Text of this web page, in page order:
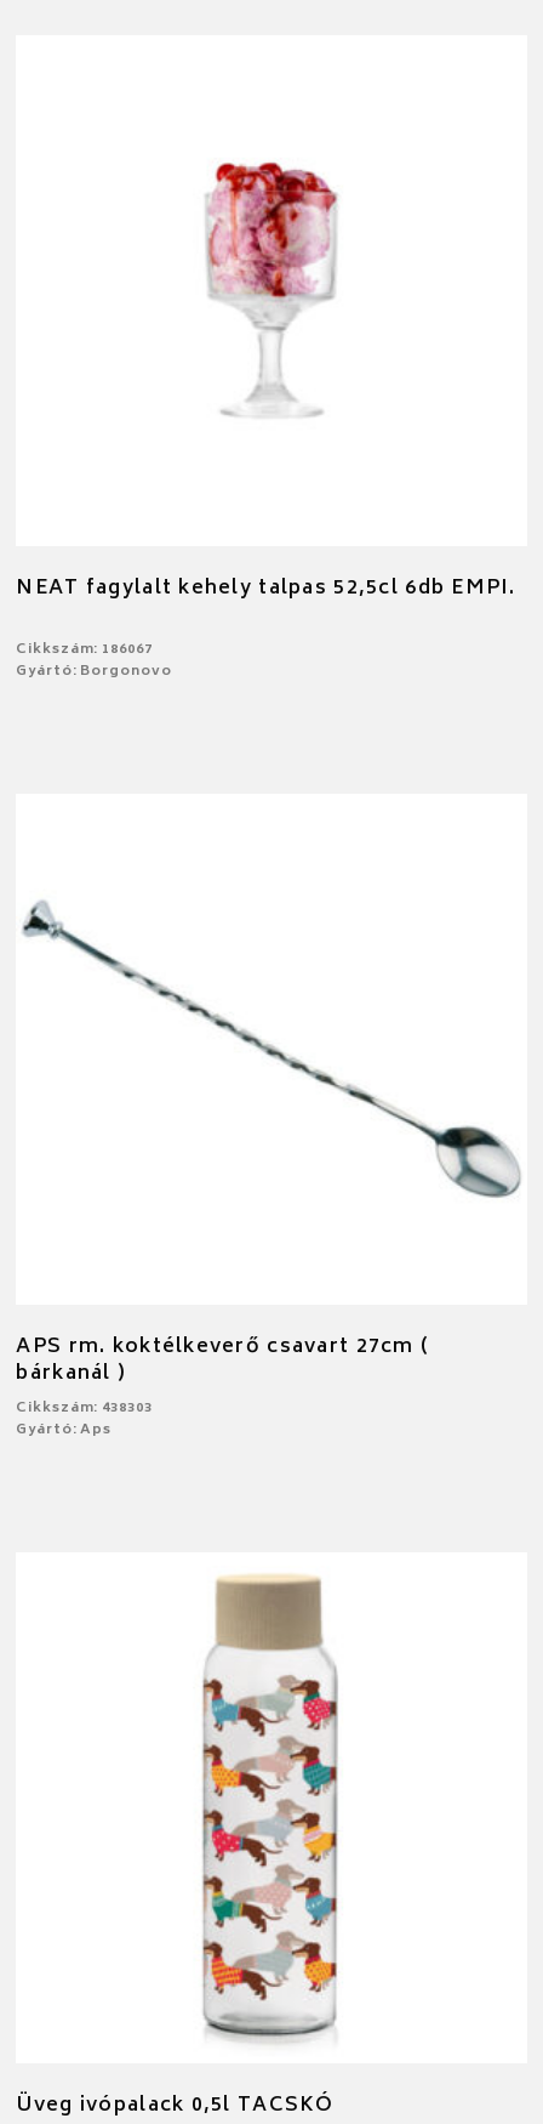
NEAT fagylalt kehely talpas 52,5cl 6db EMPI.
Cikkszám: 186067
Gyártó: Borgonovo
APS rm. koktélkeverő csavart 27cm (
bárkanál )
Cikkszám: 438303
Gyártó: Aps
Üveg ivópalack 0,5l TACSKÓ